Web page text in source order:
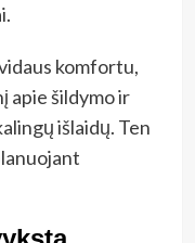
komfortu,
apie šildymo ir
išlaidų. Ten